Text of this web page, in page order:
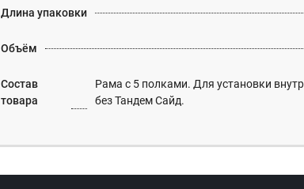
Длина упаковки
Объём
Состав
товара
Рама с 5 полками. Для установки
без Тандем Сайд.